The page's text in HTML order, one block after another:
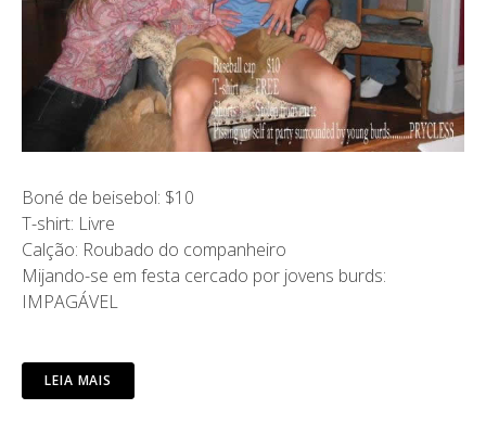
Boné de beisebol: $10
T-shirt: Livre
Calção: Roubado do companheiro
Mijando-se em festa cercado por jovens burds:
IMPAGÁVEL
LEIA MAIS